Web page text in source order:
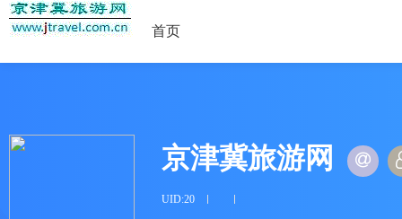
首页
京津冀旅游网
UID:20